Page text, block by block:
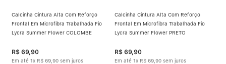
Calcinha Cintura Alta Com Reforço
Frontal Em Microfibra Trabalhada Fio
Lycra Summer Flower COLOMBE
R$ 69,90
Em até 1x R$ 69 90 sem juros
Calcinha Cintura Alta Com Reforço
Frontal Em Microfibra Trabalhada Fio
Lycra Summer Flower PRETO
R$ 69,90
Em até 1x R$ 69 90 sem juros